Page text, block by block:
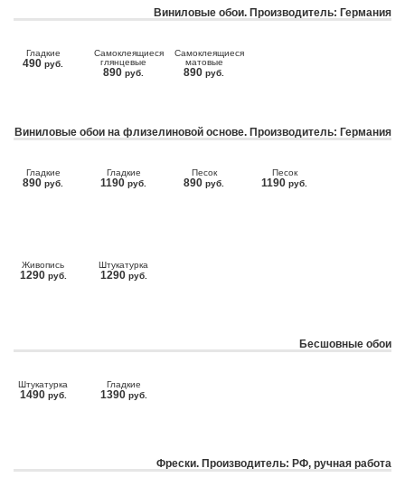
Виниловые обои. Производитель: Германия
Гладкие
490 руб.
Самоклеящиеся
глянцевые
890 руб.
Самоклеящиеся
матовые
890 руб.
Виниловые обои на флизелиновой основе. Производитель: Германия
Гладкие
890 руб.
Гладкие
1190 руб.
Песок
890 руб.
Песок
1190 руб.
Живопись
1290 руб.
Штукатурка
1290 руб.
Бесшовные обои
Штукатурка
1490 руб.
Гладкие
1390 руб.
Фрески. Производитель: РФ, ручная работа